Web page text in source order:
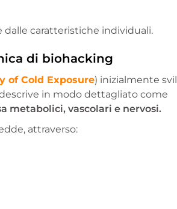
dalle caratteristiche individuali.
di biohacking
of Cold Exposure) inizialmente
in modo dettagliato come
metabolici, vascolari e nervosi.
attraverso: